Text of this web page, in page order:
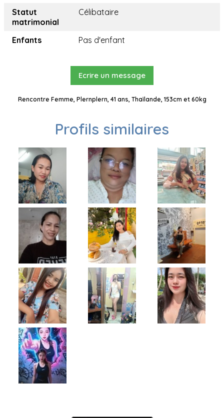
Statut
matrimonial
Célibataire
Enfants Pas d'enfant
Ecrire un message
Rencontre Femme, Plernplern, 41 ans, Thaïlande, 153cm et 60kg
Profils similaires